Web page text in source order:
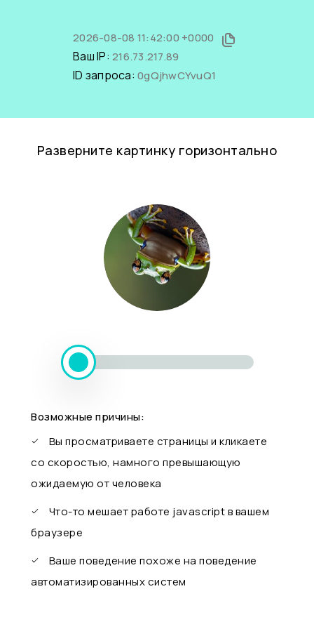
2026-08-08 11:42:00 +0000
Ваш IP: 216.73.217.89
ID запроса: 0gQjhwCYvuQ1
Разверните картинку горизонтально
Возможные причины:
Вы просматриваете страницы и кликаете
со скоростью, намного превышающую
ожидаемую от человека
Что-то мешает работе javascript в вашем
браузере
Ваше поведение похоже на поведение
автоматизированных систем